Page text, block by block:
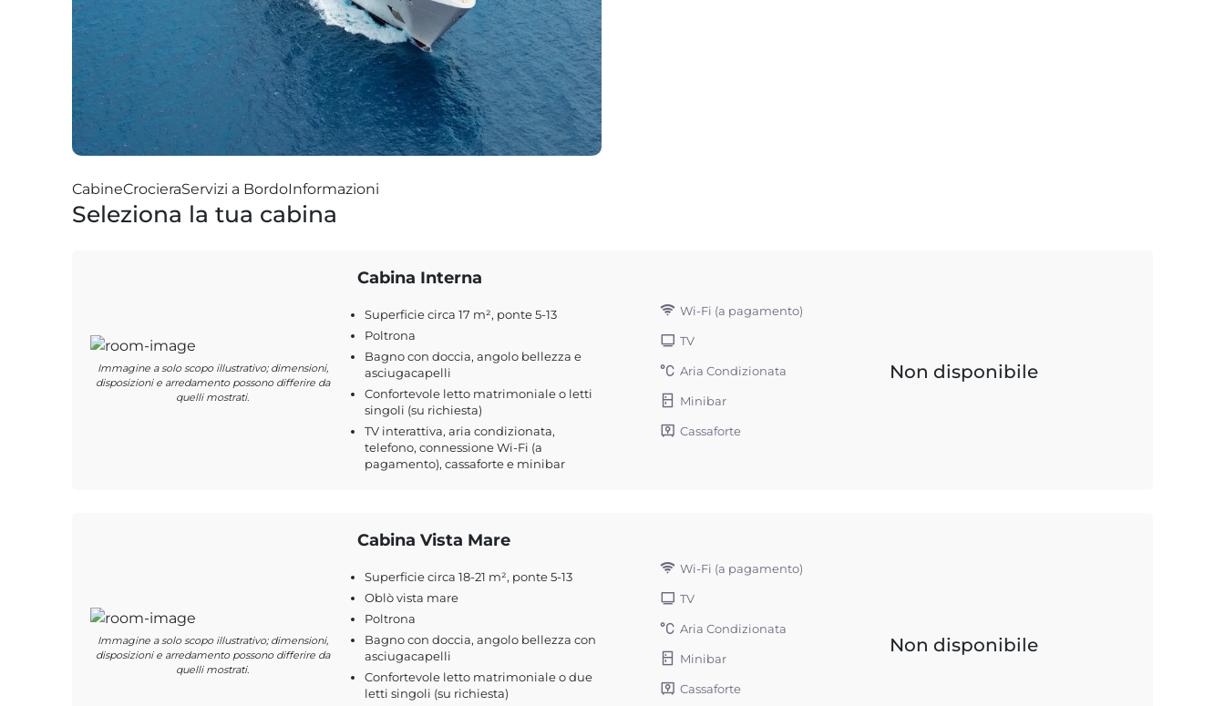
CabineCrocieraServizi a BordoInformazioni
Seleziona la tua cabina
Immagine a solo scopo illustrativo; dimensioni,
disposizioni e arredamento possono differire da
quelli mostrati.
Cabina Interna
Superficie circa 17 m², ponte 5-13
Poltrona
Bagno con doccia, angolo bellezza e
asciugacapelli
Confortevole letto matrimoniale o letti
singoli (su richiesta)
TV interattiva, aria condizionata,
telefono, connessione Wi-Fi (a
pagamento), cassaforte e minibar
Wi-Fi (a pagamento)
TV
Aria Condizionata
Minibar
Cassaforte
Non disponibile
Immagine a solo scopo illustrativo; dimensioni,
disposizioni e arredamento possono differire da
quelli mostrati.
Cabina Vista Mare
Superficie circa 18-21 m², ponte 5-13
Oblò vista mare
Poltrona
Bagno con doccia, angolo bellezza con
asciugacapelli
Confortevole letto matrimoniale o due
letti singoli (su richiesta)
Wi-Fi (a pagamento)
TV
Aria Condizionata
Minibar
Cassaforte
Non disponibile